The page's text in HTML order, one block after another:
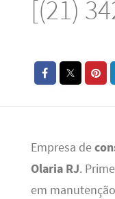
[(21)
Empresa de
Olaria RJ.
em